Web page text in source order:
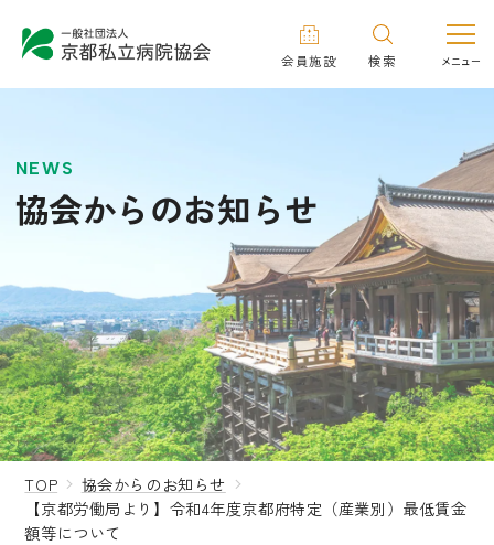
会員施設 検索
NEWS
協会からのお知らせ
TOP
協会からのお知らせ
【京都労働局より】令和4年度京都府特定（産業別）最低賃金
額等について